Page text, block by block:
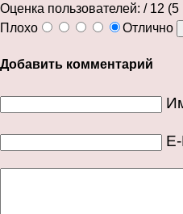
Оценка пользователей: / 12 (5
Плохо
Отлично
Добавить комментарий